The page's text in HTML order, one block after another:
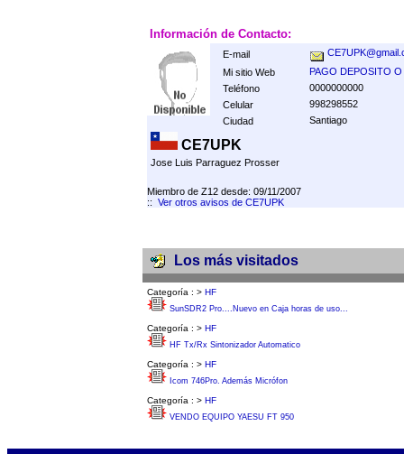
Información de Contacto:
E-mail
Mi sitio Web
PAGO DEPOSITO
Teléfono
0000000000
Celular
998298552
Ciudad
Santiago
CE7UPK
Jose Luis Parraguez Prosser
Miembro de Z12 desde: 09/11/2007
:: Ver otros avisos de CE7UPK
Los más visitados
Categoría : > HF
SunSDR2 Pro....Nuevo en Caja horas de uso...
Categoría : > HF
HF Tx/Rx Sintonizador Automatico
Categoría : > HF
Icom 746Pro. Además Micrófon
Categoría : > HF
VENDO EQUIPO YAESU FT 950